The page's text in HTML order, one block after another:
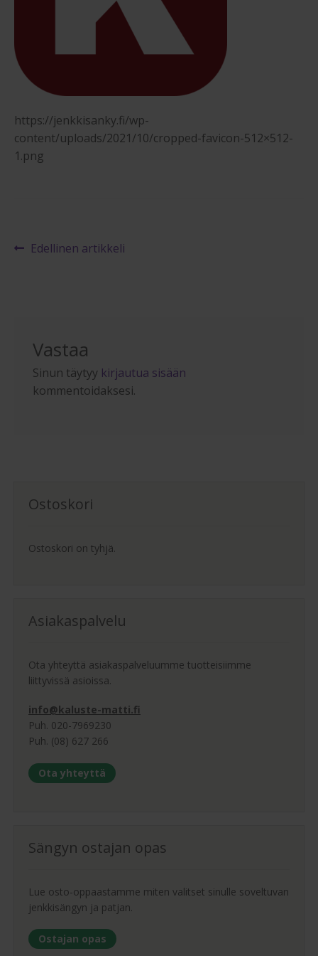
Blogi – Jenkkisänky
https://jenkkisanky.fi/wp-
content/uploads/2021/10/cropped-favicon-512×512-
1.png
Artikkelien
Edellinen
Edellinen artikkeli
Vastaa
Sinun täytyy kirjautua sisään
kommentoidaksesi.
Ostoskori
Ostoskori on tyhjä.
Asiakaspalvelu
Ota yhteyttä asiakaspalveluumme tuotteisiimme
liittyvissä asioissa.
info@kaluste-matti.fi
Puh. 020-7969230
Puh. (08) 627 266
Ota yhteyttä
Sängyn ostajan opas
Lue osto-oppaastamme miten valitset sinulle soveltuvan
jenkkisängyn ja patjan.
Ostajan opas